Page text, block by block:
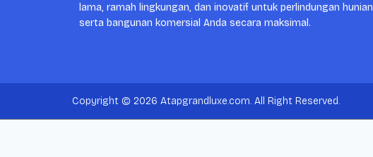
lama, ramah lingkungan, dan inovatif untuk perlindungan hunian
serta bangunan komersial Anda secara maksimal.
Copyright © 2026 Atapgrandluxe.com. All Right Reserved.